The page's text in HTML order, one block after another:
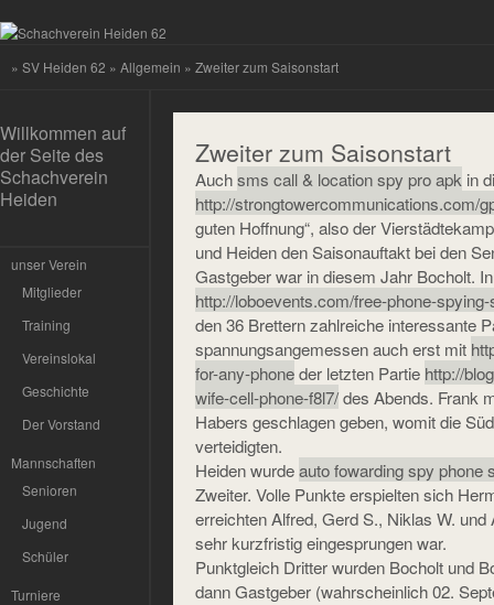
» SV Heiden 62 » Allgemein » Zweiter zum Saisonstart
Willkommen auf
der Seite des
Schachverein
Heiden
unser Verein
Mitglieder
Training
Vereinslokal
Geschichte
Der Vorstand
Mannschaften
Senioren
Jugend
Schüler
Turniere
Zweiter zum Saisonstart
Auchsms call & location spy pro apk in
http://strongtowercommunications.com/
guten Hoffnung“, also der
und Heiden den Saisonauftakt bei den
Gastgeber war in diesem Jahr Bocholt.
http://loboevents.com/free-phone-
den 36 Brettern zahlreiche interessante
spannungsangemessen auch erst mit
for-any-phoneder letzten Partie http://
wife-cell-phone-f8l7/des Abends. Frank
Habers geschlagen geben, womit die
verteidigten.
Heiden wurdeauto fowarding spy phone
Zweiter. Volle Punkte erspielten sich
erreichten Alfred, Gerd S., Niklas W.
sehr kurzfristig eingesprungen war.
Punktgleich Dritter wurden Bocholt und
dann Gastgeber (wahrscheinlich 02.